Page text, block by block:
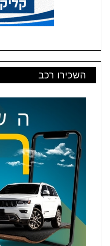
השכירו רכב